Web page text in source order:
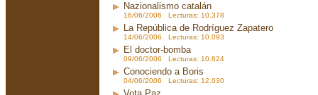
Nazionalismo catalán
16/06/2006 Lecturas: 10.378
La República de Rodríguez Zapatero
14/06/2006 Lecturas: 10.093
El doctor-bomba
09/06/2006 Lecturas: 10.824
Conociendo a Boris
04/06/2006 Lecturas: 12.030